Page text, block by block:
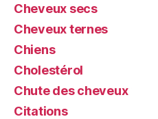
Cheveux secs
Cheveux ternes
Chiens
Cholestérol
Chute des cheveux
Citations